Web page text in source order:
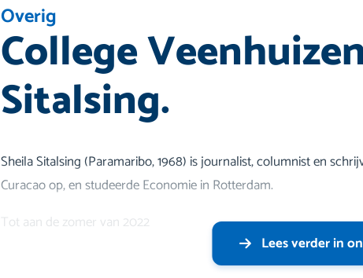
Overig
College
Sitalsing.
Sheila Sitalsing (Paramaribo, 1968) is journalist, columnist en
Curacao op, en studeerde Economie in Rotterdam.
Tot aan de zomer van 2022
Lees verder in